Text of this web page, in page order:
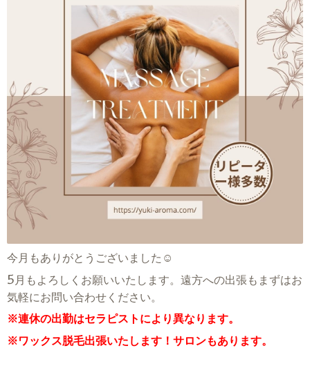
今月もありがとうございました☺
5月もよろしくお願いいたします。遠方への出張もまずはお
気軽にお問い合わせください。
※連休の出勤はセラピストにより異なります。
※ワックス脱毛出張いたします！サロンもあります。